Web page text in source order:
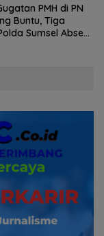
PMH di PN
Buntu, Tiga
Sumsel Absen,